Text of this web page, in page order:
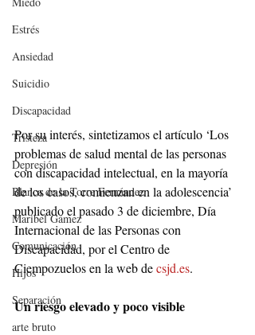
Estrés
Ansiedad
Suicidio
Discapacidad
Tristeza
Depresión
Blanca de la Torre Fernández
Maribel Gámez
Comunicación
Hijos
Separación
arte bruto
Por su interés, sintetizamos el artículo ‘Los
problemas de salud mental de las personas
con discapacidad intelectual, en la mayoría
de los casos, comienzan en la adolescencia’
publicado el pasado 3 de diciembre, Día
Internacional de las Personas con
Discapacidad, por el Centro de
Ciempozuelos en la web de csjd.es.
Un riesgo elevado y poco visible